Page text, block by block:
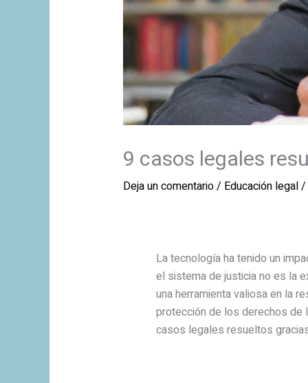
9 casos legales
Deja un comentario/ Educación legal/
La tecnología ha tenido un
el sistema de justicia no es la
una herramienta valiosa en la
protección de los derechos de
casos legales resueltos